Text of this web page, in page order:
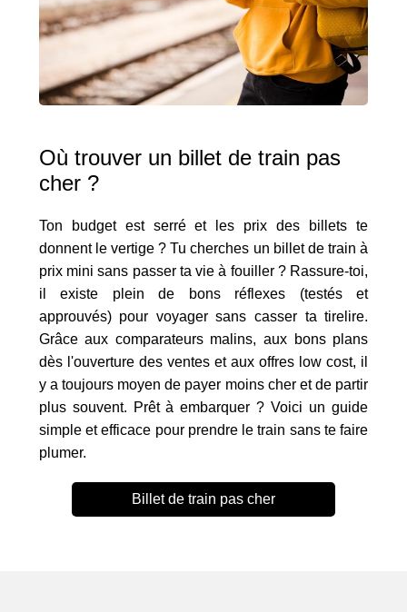
Où trouver un billet de train pas
cher ?
Ton budget est serré et les prix des billets te
donnent le vertige ? Tu cherches un billet de train à
prix mini sans passer ta vie à fouiller ? Rassure-toi,
il existe plein de bons réflexes (testés et
approuvés) pour voyager sans casser ta tirelire.
Grâce aux comparateurs malins, aux bons plans
dès l'ouverture des ventes et aux offres low cost, il
y a toujours moyen de payer moins cher et de partir
plus souvent. Prêt à embarquer ? Voici un guide
simple et efficace pour prendre le train sans te faire
plumer.
Billet de train pas cher